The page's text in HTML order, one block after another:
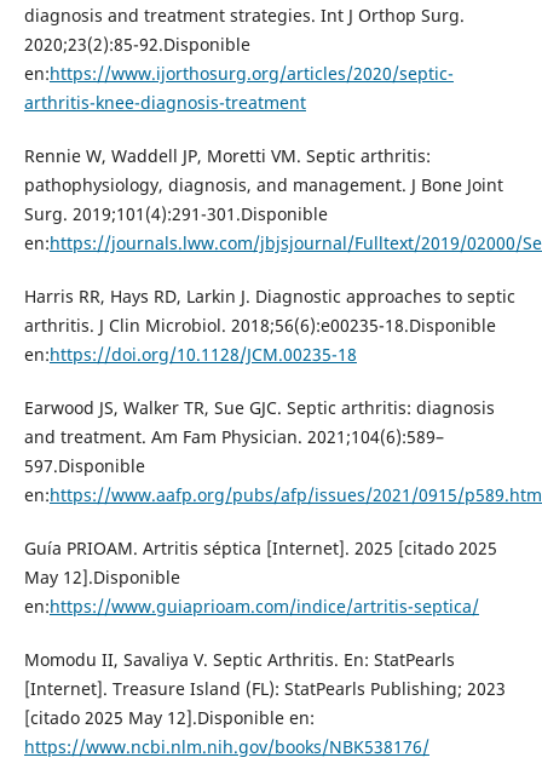
diagnosis and treatment strategies. Int J Orthop Surg.
2020;23(2):85-92.Disponible
en:https://www.ijorthosurg.org/articles/2020/septic-
arthritis-knee-diagnosis-treatment
Rennie W, Waddell JP, Moretti VM. Septic arthritis:
pathophysiology, diagnosis, and management. J Bone Joint
Surg. 2019;101(4):291-301.Disponible
en:https://journals.lww.com/jbjsjournal/Fulltext/2019/02000/
Harris RR, Hays RD, Larkin J. Diagnostic approaches to septic
arthritis. J Clin Microbiol. 2018;56(6):e00235-18.Disponible
en:https://doi.org/10.1128/JCM.00235-18
Earwood JS, Walker TR, Sue GJC. Septic arthritis: diagnosis
and treatment. Am Fam Physician. 2021;104(6):589–
597.Disponible
en:https://www.aafp.org/pubs/afp/issues/2021/0915/
Guía PRIOAM. Artritis séptica [Internet]. 2025 [citado 2025
May 12].Disponible
en:https://www.guiaprioam.com/indice/artritis-septica/
Momodu II, Savaliya V. Septic Arthritis. En: StatPearls
[Internet]. Treasure Island (FL): StatPearls Publishing; 2023
[citado 2025 May 12].Disponible en:
https://www.ncbi.nlm.nih.gov/books/NBK538176/